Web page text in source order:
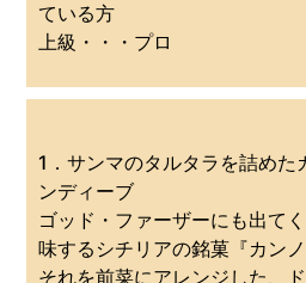
ている方
上級・・・プロ
1．サンマのタルタラを詰めた
ンディーブ
ゴッド・ファーザーにも出て
味するシチリアの銘菓『カンノ
それを前菜にアレンジした、